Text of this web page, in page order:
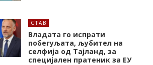
СТАВ
Владата го испрати
побегуљата, љубител на
селфија од Тајланд, за
специјален пратеник за ЕУ